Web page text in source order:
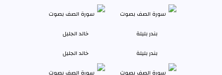
بندر بليلة خالد الجليل